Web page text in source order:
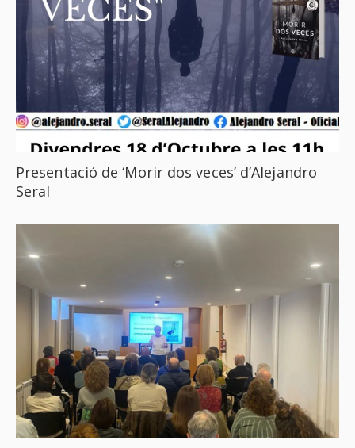
Presentació de ‘Morir dos veces’ d’Alejandro
Seral